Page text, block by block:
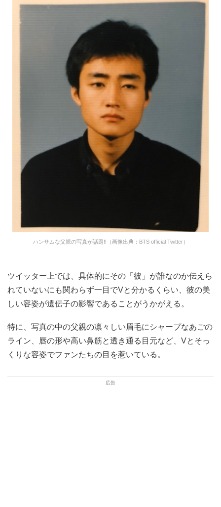
ハンサムな父親の写真が話題!!（画像出典：BTS official Twitter）
ツイッター上では、具体的にその「彼」が誰なのか伝えら
れていないにも関わらず一目でVと分かるくらい、彼の美
しい容姿が遺伝子の影響であることがうかがえる。
特に、写真の中の父親の凛々しい眉毛にシャープなあごの
ライン、唇の形や高い鼻筋と透き通る目元など、Vとそっ
くりな容姿でファンたちの目を惹いている。